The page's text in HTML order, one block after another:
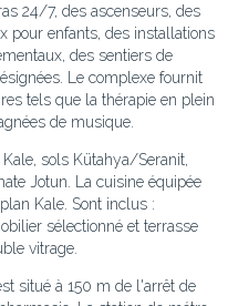
24/7, des ascenseurs, des
pour enfants, des installations
des sentiers de
Le complexe fournit
tels que la thérapie en plein
de musique.
sols Kütahya/Seranit,
Jotun. La cuisine équipée
Kale. Sont inclus :
sélectionné et terrasse
vitrage.
situé à 150 m de l'arrêt de